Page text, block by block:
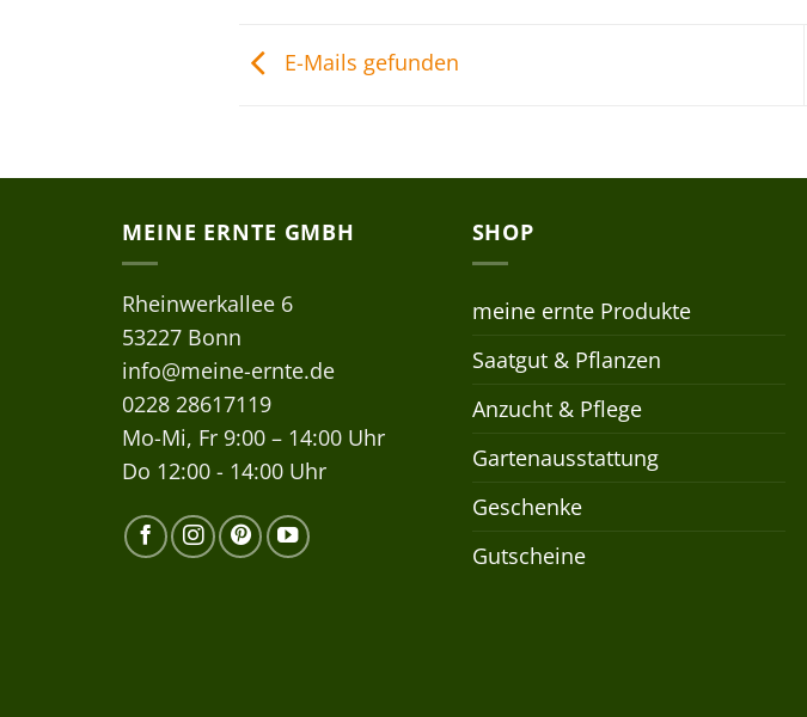
E-Mails gefunden
MEINE ERNTE GMBH
Rheinwerkallee 6
53227 Bonn
info@meine-ernte.de
0228 28617119
Mo-Mi, Fr 9:00 – 14:00 Uhr
Do 12:00 - 14:00 Uhr
SHOP
meine ernte Produkte
Saatgut & Pflanzen
Anzucht & Pflege
Gartenausstattung
Geschenke
Gutscheine